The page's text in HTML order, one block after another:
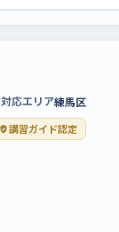
対応エリア練馬区
講習ガイド認定